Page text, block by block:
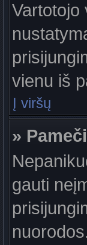
Vartotojo
vienu iš
Į viršų
»
gauti